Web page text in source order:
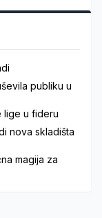
publiku u
lige u fideru
nova skladišta
magija za